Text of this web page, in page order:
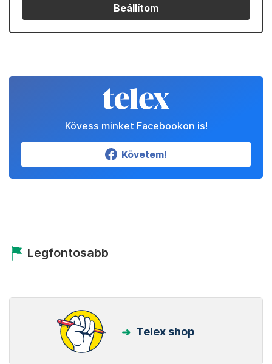
Beállítom
Kövess minket Facebookon is!
Követem!
Legfontosabb
Telex shop